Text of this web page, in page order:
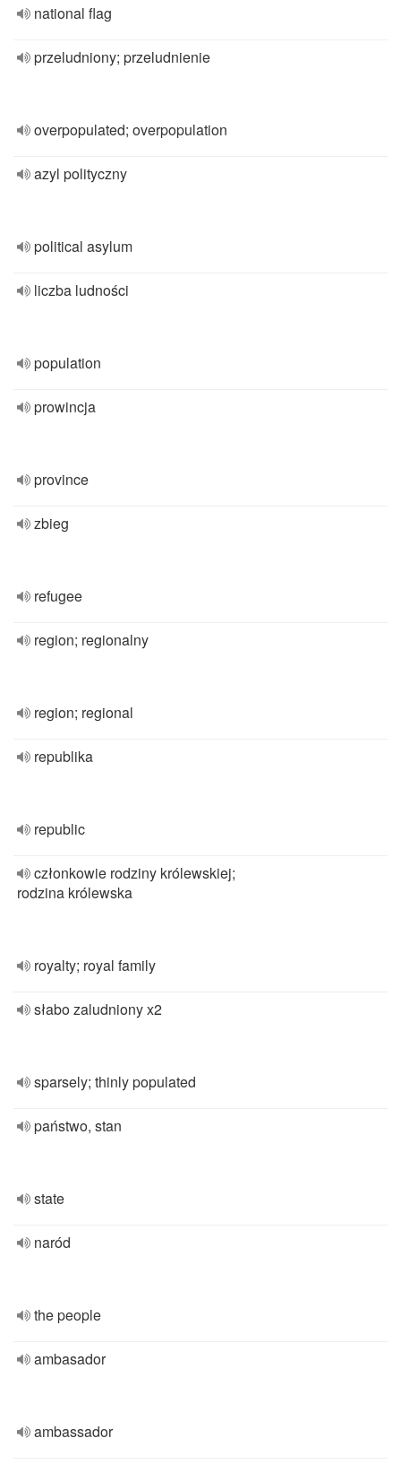
national flag
przeludniony; przeludnienie
overpopulated; overpopulation
azyl polityczny
political asylum
liczba ludności
population
prowincja
province
zbieg
refugee
region; regionalny
region; regional
republika
republic
członkowie rodziny królewskiej;
rodzina królewska
royalty; royal family
słabo zaludniony x2
sparsely; thinly populated
państwo, stan
state
naród
the people
ambasador
ambassador